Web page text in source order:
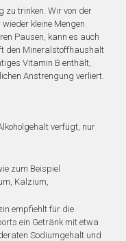
trinken. Wir von der
kleine Mengen
Pausen, kann es auch
den Mineralstoffhaushalt
Vitamin B enthält,
Anstrengung verliert.
verfügt, nur
zum Beispiel
Kalzium,
empfiehlt für die
ein Getränk mit etwa
Sodiumgehalt und